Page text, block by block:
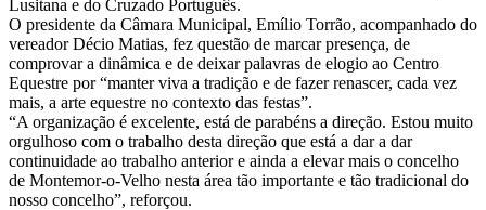
Lusitana e do Cruzado Português.
O presidente da Câmara Municipal, Emílio Torrão, acompanhado do
vereador Décio Matias, fez questão de marcar presença, de
comprovar a dinâmica e de deixar palavras de elogio ao Centro
Equestre por “manter viva a tradição e de fazer renascer, cada vez
mais, a arte equestre no contexto das festas”.
“A organização é excelente, está de parabéns a direção. Estou muito
orgulhoso com o trabalho desta direção que está a dar a dar
continuidade ao trabalho anterior e ainda a elevar mais o concelho
de Montemor-o-Velho nesta área tão importante e tão tradicional do
nosso concelho”, reforçou.